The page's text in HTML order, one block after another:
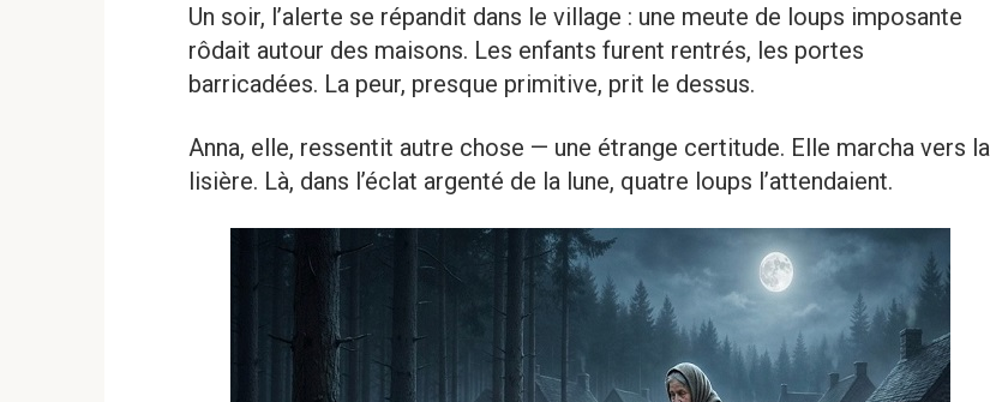
Un soir, l’alerte se répandit dans le village : une meute de loups imposante
rôdait autour des maisons. Les enfants furent rentrés, les portes
barricadées. La peur, presque primitive, prit le dessus.
Anna, elle, ressentit autre chose — une étrange certitude. Elle marcha vers la
lisière. Là, dans l’éclat argenté de la lune, quatre loups l’attendaient.